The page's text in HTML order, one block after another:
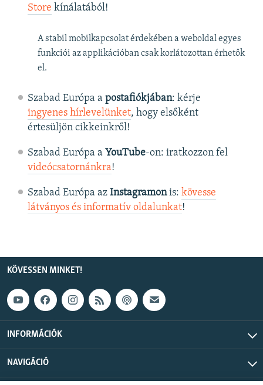
Store kínálatából!
A stabil mobilkapcsolat érdekében a weboldal egyes
funkciói az applikációban csak korlátozottan érhetők
el.
Szabad Európa a postafiókjában: kérje
ingyenes hírlevelünket, hogy elsőként
értesüljön cikkeinkről!
Szabad Európa a YouTube-on: iratkozzon fel
videócsatornánkra!
Szabad Európa az Instagramonis: kövesse
látványos és informatív oldalunkat! ​
KÖVESSEN MINKET!
INFORMÁCIÓK
NAVIGÁCIÓ